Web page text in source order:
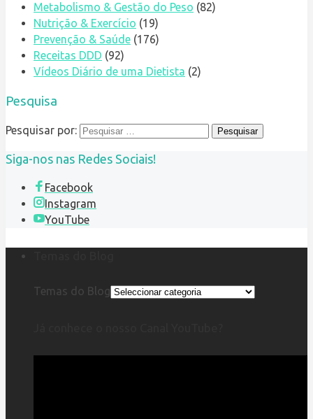
Metabolismo & Gestão do Peso (82)
Nutrição & Exercício (19)
Prevenção & Saúde (176)
Receitas DDD (92)
Vídeos Diário de uma Dietista (2)
Pesquisa
Pesquisar por:
Siga-nos nas Redes Sociais!
Facebook
Instagram
YouTube
Temas do Blog